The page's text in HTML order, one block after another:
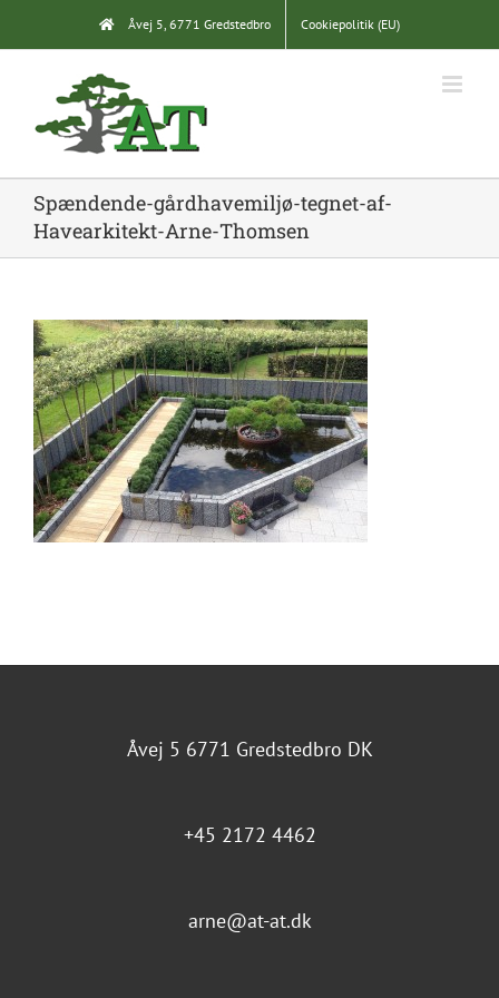
content
Åvej 5, 6771 Gredstedbro Cookiepolitik (EU)
Spændende-gårdhavemiljø-tegnet-af-
Havearkitekt-Arne-Thomsen
Åvej 5 6771 Gredstedbro DK
+45 2172 4462
arne@at-at.dk